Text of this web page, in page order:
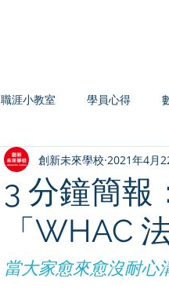
職涯小教室 學員心得
3 分鐘簡報
「WHAC
創新未來學校 2021年4月
當大家愈來愈沒耐心